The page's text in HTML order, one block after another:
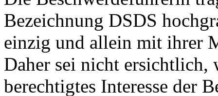
Bezeichnung DSDS
einzig und allein mit ihrer
Daher sei nicht ersichtlich,
berechtigtes Interesse der